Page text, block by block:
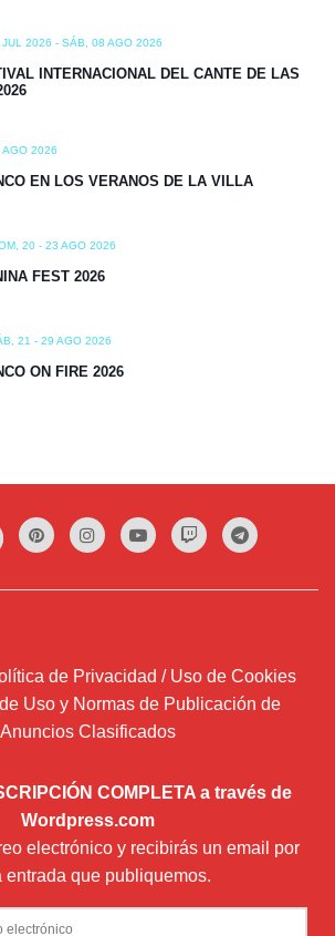
2026 - SÁB, 08 AGO 2026
INTERNACIONAL DEL CANTE DE LAS
AGO 2026
EN LOS VERANOS DE LA VILLA
20 - 23 AGO 2026
FEST 2026
21 - 29 AGO 2026
ON FIRE 2026
de Privacidad / Uso de Cookies
Uso y Normas de Publicación de
Anuncios Clasificados
COMPLETA a través de
Wordpress.com
electrónico y recibirás un email por
entrada que publiquemos.